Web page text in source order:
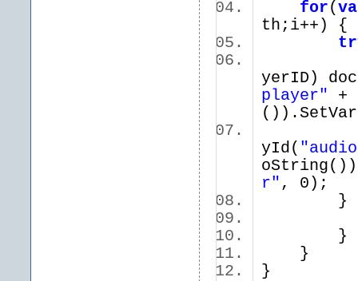
for(
yerID)
player" +
yId(
r" , 0);
}
}
}